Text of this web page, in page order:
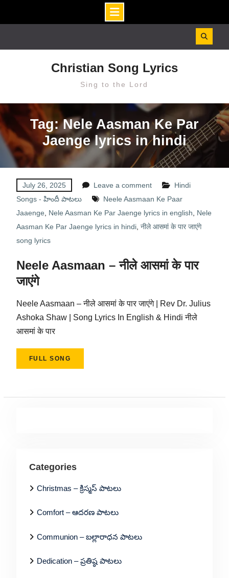
Christian Song Lyrics
Sing to the Lord
Tag: Nele Aasman Ke Par
Jaenge lyrics in hindi
July 26, 2025 Leave a comment
Hindi
Songs - హిందీ పాటలు
Neele Aasmaan Ke Paar
Jaaenge
Nele Aasman Ke Par Jaenge lyrics in english
Nele
Aasman Ke Par Jaenge lyrics in hindi, नीले आसमां के पार जाएंगे
song lyrics
Neele Aasmaan – नीले आसमां के पार
जाएंगे
Neele Aasmaan – नीले आसमां के पार जाएंगे | Rev Dr. Julius
Ashoka Shaw | Song Lyrics In English & Hindi नीले
आसमां के पार
FULL SONG
Categories
Christmas – క్రిస్మస్ పాటలు
Comfort – ఆదరణ పాటలు
Communion – బల్లారాధన పాటలు
Dedication – ప్రతిష్ఠ పాటలు